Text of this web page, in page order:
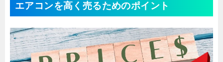
エアコンを高く売るためのポイント